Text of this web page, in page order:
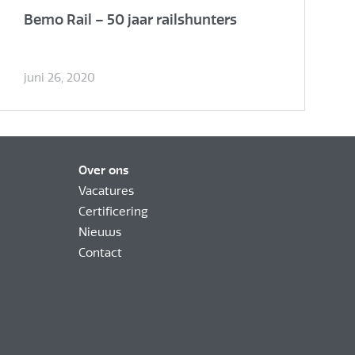
Bemo Rail – 50 jaar railshunters
juni 26, 2020
Over ons
Vacatures
Certificering
Nieuws
Contact